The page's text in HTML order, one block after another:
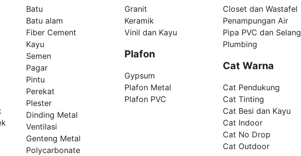
Batu
Batu alam
Fiber Cement
Kayu
Semen
Pagar
Pintu
Perekat
Plester
Dinding Metal
Ventilasi
Genteng Metal
Polycarbonate
Granit
Keramik
Vinil dan Kayu
Plafon
Gypsum
Plafon Metal
Plafon PVC
Closet dan Wastafel
Penampungan Air
Pipa PVC dan Selang
Plumbing
Cat Warna
Cat Pendukung
Cat Tinting
Cat Besi dan Kayu
Cat Indoor
Cat No Drop
Cat Outdoor